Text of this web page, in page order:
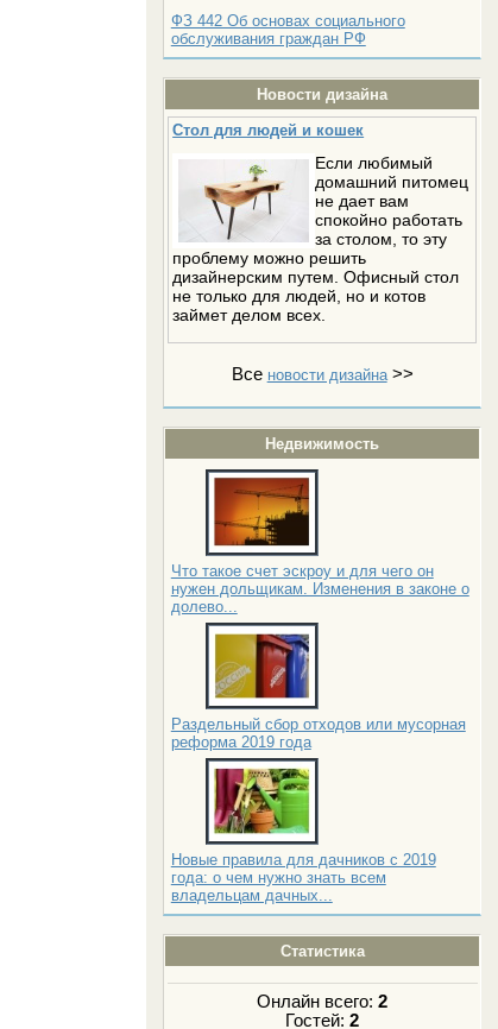
ФЗ 442 Об основах социального
обслуживания граждан РФ
Новости дизайна
Стол для людей и кошек
Если любимый
домашний питомец
не дает вам
спокойно работать
за столом, то эту
проблему можно решить
дизайнерским путем. Офисный стол
не только для людей, но и котов
займет делом всех.
Все новости дизайна>>
Недвижимость
Что такое счет эскроу и для чего он
нужен дольщикам. Изменения в законе о
долево...
Раздельный сбор отходов или мусорная
реформа 2019 года
Новые правила для дачников с 2019
года: о чем нужно знать всем
владельцам дачных...
Статистика
Онлайн всего:2
Гостей:2